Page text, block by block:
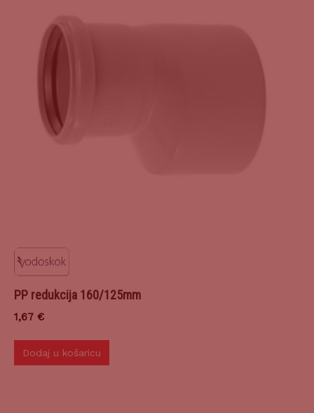
PP redukcija 160/125mm
1,67 €
Dodaj u košaricu